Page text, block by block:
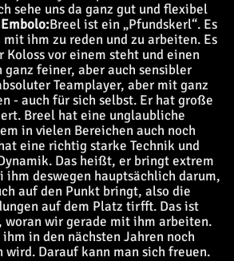
sehe uns da ganz gut und flexibel
Breel ist ein „Pfundskerl“. Es
ihm zu reden und zu arbeiten. Es
vor einem steht und einen
feiner, aber auch sensibler
Teamplayer, aber mit ganz
- auch für sich selbst. Er hat große
Breel hat eine unglaubliche
in vielen Bereichen auch noch
eine richtig starke Technik und
Das heißt, er bringt extrem
ihm deswegen hauptsächlich darum,
auf den Punkt bringt, also die
auf dem Platz tirfft. Das ist
woran wir gerade mit ihm arbeiten.
in den nächsten Jahren noch
wird. Darauf kann man sich freuen.